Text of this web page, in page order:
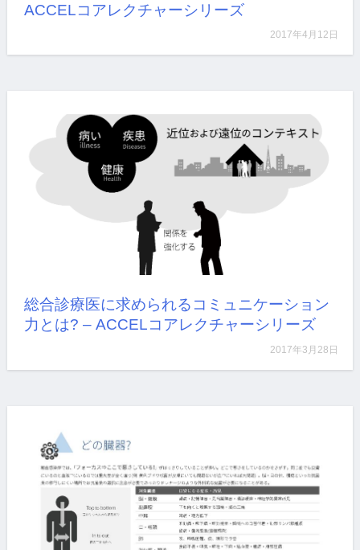
ACCELコアレクチャーシリーズ
2017年4月12日
総合診療医に求められるコミュニケーション
力とは? – ACCELコアレクチャーシリーズ
2017年3月28日
医学部4年生の授業で使うために感染症の三角形の資
人工呼吸器ワークショップで症例検討をする際にどん
な…